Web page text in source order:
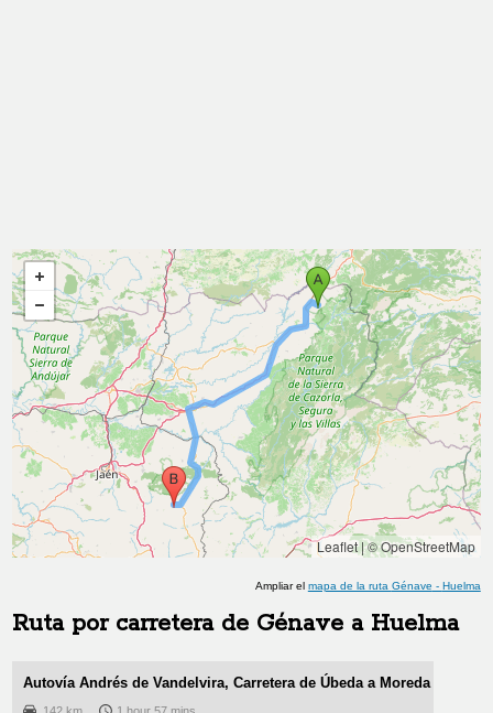
Leaflet|© OpenStreetMap
Ampliar el mapa de la ruta Génave - Huelma
Ruta por carretera de Génave a Huelma
Autovía Andrés de Vandelvira, Carretera de Úbeda a Moreda